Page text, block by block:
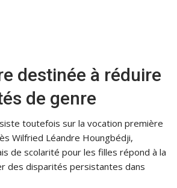
destinée à réduire
de genre
toutefois sur la vocation première
Wilfried Léandre Houngbédji,
de scolarité pour les filles répond à la
des disparités persistantes dans